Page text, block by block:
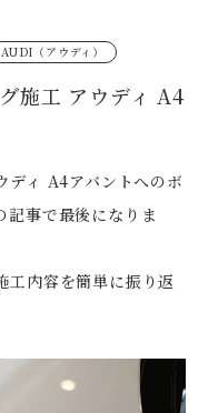
AUDI（アウディ）
施工 アウディ A4
ディ A4アバントへのボ
記事で最後になりま
工内容を簡単に振り返